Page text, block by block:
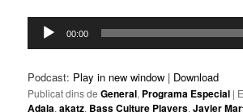
Reproductor
d'àudio
00:00
Podcast: Play in new window | Download
Publicat dins de General, Programa Especial |
Adala,akatz, Bass Culture Players,Javier